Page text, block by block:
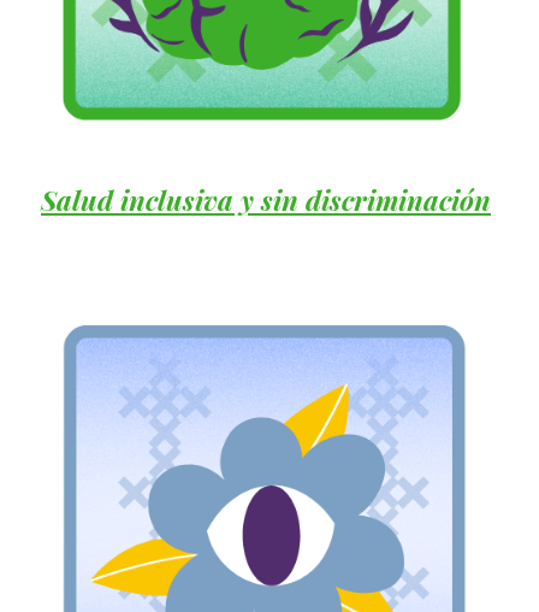
Salud inclusiva y sin discriminación